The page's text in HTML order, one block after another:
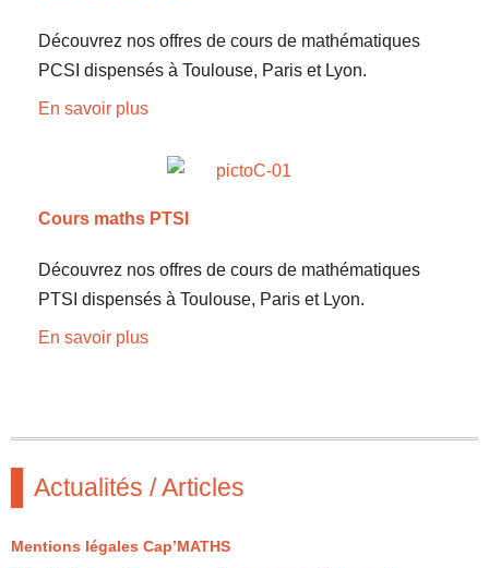
Découvrez nos offres de cours de mathématiques
PCSI dispensés à Toulouse, Paris et Lyon.
En savoir plus
Cours maths PTSI
Découvrez nos offres de cours de mathématiques
PTSI dispensés à Toulouse, Paris et Lyon.
En savoir plus
Actualités / Articles
Mentions légales Cap’MATHS